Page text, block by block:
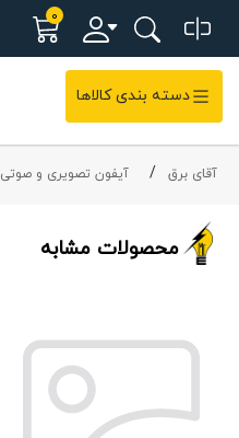
0
دسته بندی کالاها
آقای برق آیفون تصویری و صوتی
محصولات مشابه